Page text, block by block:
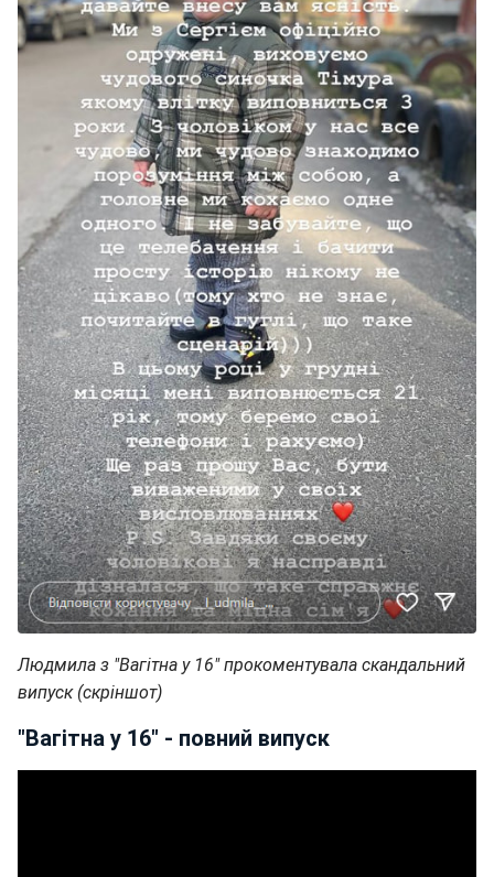
Людмила з "Вагітна у 16" прокоментувала скандальний
випуск (скріншот)
"Вагітна у 16" - повний випуск